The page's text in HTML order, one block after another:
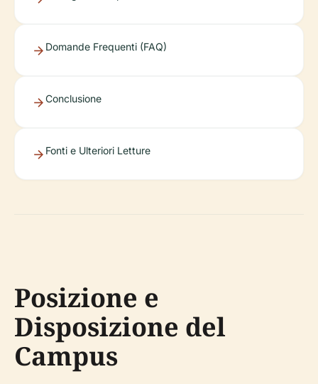
Domande Frequenti (FAQ)
Conclusione
Fonti e Ulteriori Letture
Posizione e
Disposizione del
Campus